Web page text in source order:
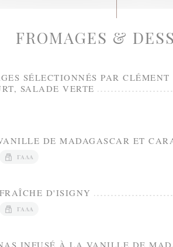
FROMAGES &
SÉLECTIONNÉS PAR
SALADE VERTE
DE MADAGASCAR ET
ΓΆΛΑ
D'ISIGNY
ΓΆΛΑ
INFUSÉ À LA VANILLE DE